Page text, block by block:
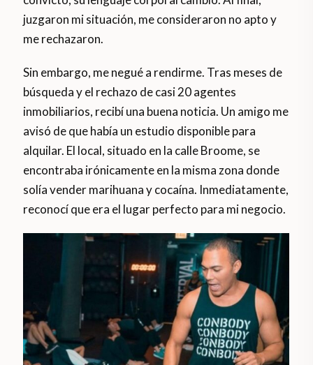
juzgaron mi situación, me consideraron no apto y
me rechazaron.
Sin embargo, me negué a rendirme. Tras meses de
búsqueda y el rechazo de casi 20 agentes
inmobiliarios, recibí una buena noticia. Un amigo me
avisó de que había un estudio disponible para
alquilar. El local, situado en la calle Broome, se
encontraba irónicamente en la misma zona donde
solía vender marihuana y cocaína. Inmediatamente,
reconocí que era el lugar perfecto para mi negocio.